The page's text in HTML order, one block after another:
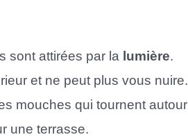
sont attirées par la lumière.
et ne peut plus vous nuire.
mouches qui tournent autour
une terrasse.